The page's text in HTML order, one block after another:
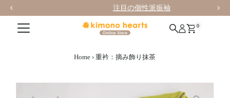
注目の個性派振袖
0
Home › 重衿：摘み飾り抹茶